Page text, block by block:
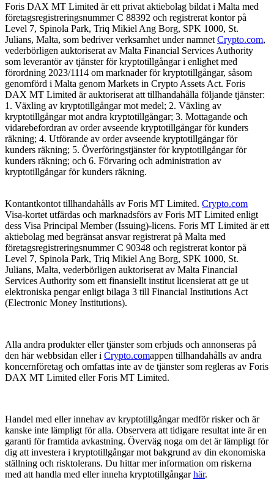
Foris DAX MT Limited är ett privat aktiebolag bildat i Malta med
företagsregistreringsnummer C 88392 och registrerat kontor på
Level 7, Spinola Park, Triq Mikiel Ang Borg, SPK 1000, St.
Julians, Malta, som bedriver verksamhet under namnet Crypto.com,
vederbörligen auktoriserat av Malta Financial Services Authority
som leverantör av tjänster för kryptotillgångar i enlighet med
förordning 2023/1114 om marknader för kryptotillgångar, såsom
genomförd i Malta genom Markets in Crypto Assets Act. Foris
DAX MT Limited är auktoriserat att tillhandahålla följande tjänster:
1. Växling av kryptotillgångar mot medel; 2. Växling av
kryptotillgångar mot andra kryptotillgångar; 3. Mottagande och
vidarebefordran av order avseende kryptotillgångar för kunders
räkning; 4. Utförande av order avseende kryptotillgångar för
kunders räkning; 5. Överföringstjänster för kryptotillgångar för
kunders räkning; och 6. Förvaring och administration av
kryptotillgångar för kunders räkning.
Kontantkontot tillhandahålls av Foris MT Limited. Crypto.com
Visa-kortet utfärdas och marknadsförs av Foris MT Limited enligt
dess Visa Principal Member (Issuing)-licens. Foris MT Limited är ett
aktiebolag med begränsat ansvar registrerat på Malta med
företagsregistreringsnummer C 90348 och registrerat kontor på
Level 7, Spinola Park, Triq Mikiel Ang Borg, SPK 1000, St.
Julians, Malta, vederbörligen auktoriserat av Malta Financial
Services Authority som ett finansiellt institut licensierat att ge ut
elektroniska pengar enligt bilaga 3 till Financial Institutions Act
(Electronic Money Institutions).
Alla andra produkter eller tjänster som erbjuds och annonseras på
den här webbsidan eller i Crypto.comappen tillhandahålls av andra
koncernföretag och omfattas inte av de tjänster som regleras av Foris
DAX MT Limited eller Foris MT Limited.
Handel med eller innehav av kryptotillgångar medför risker och är
kanske inte lämpligt för alla. Observera att tidigare resultat inte är en
garanti för framtida avkastning. Överväg noga om det är lämpligt för
dig att investera i kryptotillgångar mot bakgrund av din ekonomiska
ställning och risktolerans. Du hittar mer information om riskerna
med att handla med eller inneha kryptotillgångarhär.